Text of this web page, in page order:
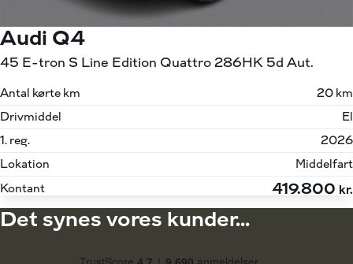
Audi Q4
45 E-tron S Line Edition Quattro 286HK 5d Aut.
Antal kørte km
20 km
Drivmiddel
El
1. reg.
2026
Lokation
Middelfart
Kontant
419.800 kr.
Det synes vores kunder...